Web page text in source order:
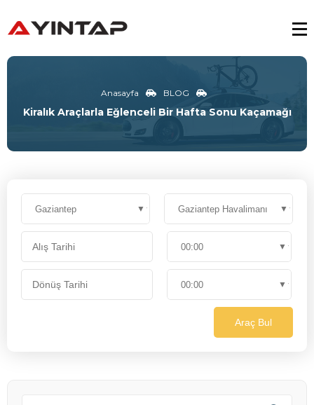
Anasayfa BLOG
Kiralık Araçlarla Eğlenceli Bir Hafta Sonu Kaçamağı
Araç Bul